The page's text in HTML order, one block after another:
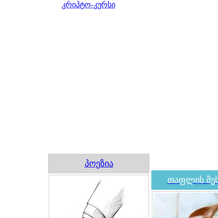
კრიპტო-კურსი
პოეზია
თაფლის